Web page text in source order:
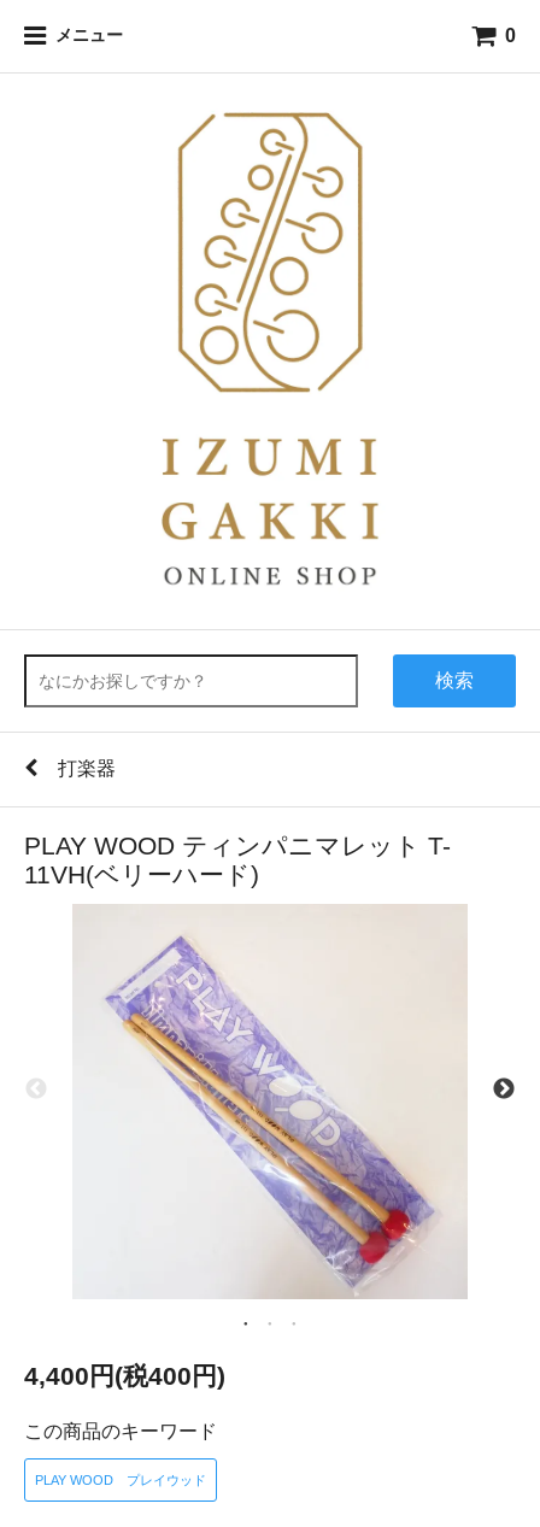
メニュー 0
検索
打楽器
PLAY WOOD ティンパニマレット T-
11VH(ベリーハード)
4,400円(税400円)
この商品のキーワード
PLAY WOOD プレイウッド